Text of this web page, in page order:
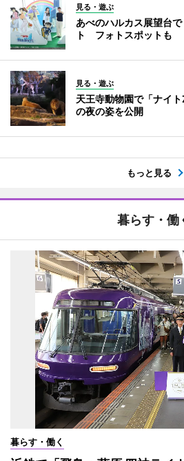
見る・遊ぶ
あべのハルカス展望台
ト フォトスポットも
見る・遊ぶ
天王寺動物園で「ナイ
の夜の姿を公開
もっと見る
暮らす・働
暮らす・働く